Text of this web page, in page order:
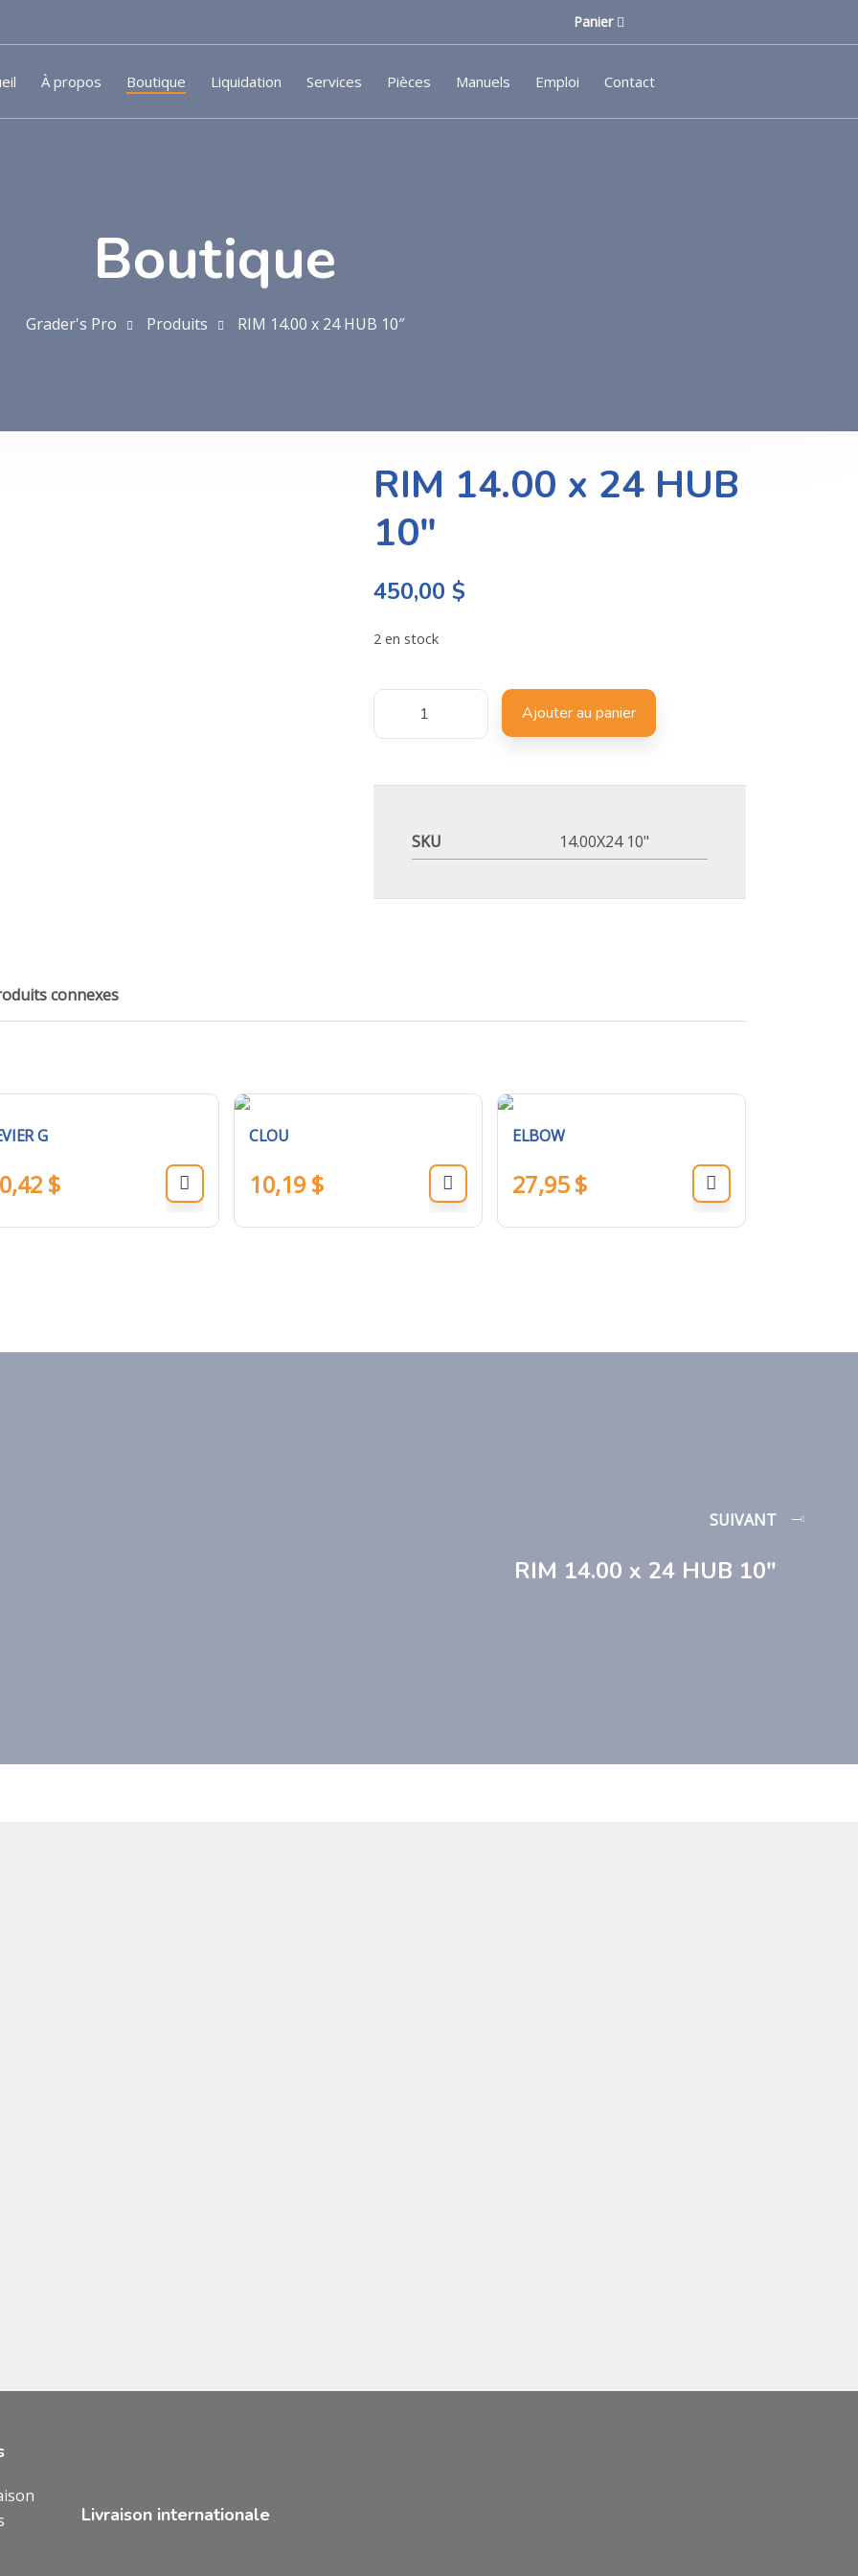
Panier
À propos Boutique Liquidation Services Pièces Manuels Emploi Contact
Boutique
Grader's Pro Produits RIM 14.00 x 24 HUB 10″
RIM 14.00 x 24 HUB
10″
450,00$
2 en stock
Ajouter au panier
SKU 14.00X24 10"
connexes
G
$
CLOU
10,19 $
ELBOW
27,95$
SUIVANT
RIM 14.00 x 24 HUB 10″
Livraison internationale